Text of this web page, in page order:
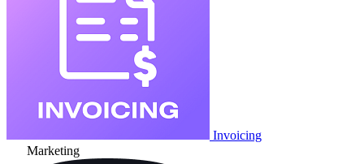
Invoicing
Marketing